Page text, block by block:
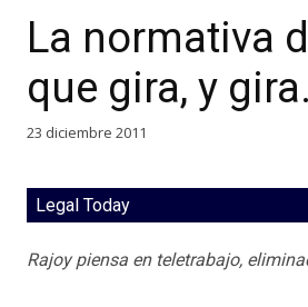
La normativa
que gira, y
23 diciembre 2011
Legal Today
Rajoy piensa en teletrabajo,